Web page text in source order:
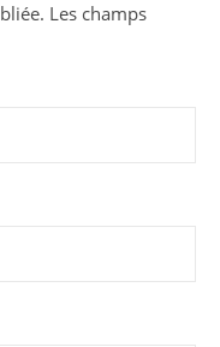
Les champs